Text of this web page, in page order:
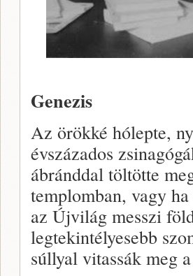
Genezis
Az örökké hólepte,
évszázados
ábránddal töltötte
templomban, vagy
az Újvilág messzi
legtekintélyesebb
súllyal vitassák meg